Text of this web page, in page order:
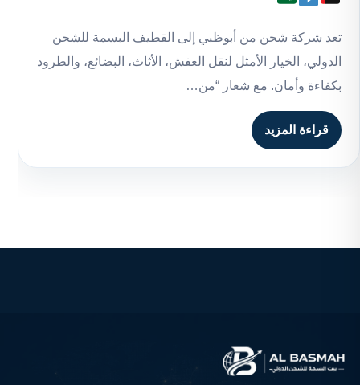
تعد شركة شحن من أبوظبي إلى القطيف البسمة للشحن
الدولي، الخيار الأمثل لنقل العفش، الأثاث، البضائع، والطرود
بكفاءة وأمان. مع شعار “من…
قراءة المزيد